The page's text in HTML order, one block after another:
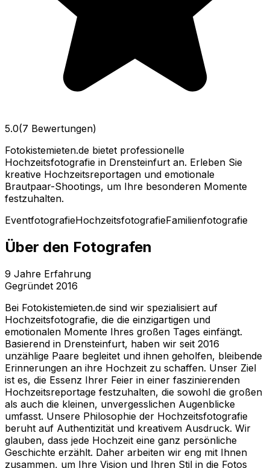
5.0(7 Bewertungen)
Fotokistemieten.de bietet professionelle
Hochzeitsfotografie in Drensteinfurt an. Erleben Sie
kreative Hochzeitsreportagen und emotionale
Brautpaar-Shootings, um Ihre besonderen Momente
festzuhalten.
EventfotografieHochzeitsfotografieFamilienfotografie
Über den Fotografen
9 Jahre Erfahrung
Gegründet 2016
Bei Fotokistemieten.de sind wir spezialisiert auf
Hochzeitsfotografie, die die einzigartigen und
emotionalen Momente Ihres großen Tages einfängt.
Basierend in Drensteinfurt, haben wir seit 2016
unzählige Paare begleitet und ihnen geholfen, bleibende
Erinnerungen an ihre Hochzeit zu schaffen. Unser Ziel
ist es, die Essenz Ihrer Feier in einer faszinierenden
Hochzeitsreportage festzuhalten, die sowohl die großen
als auch die kleinen, unvergesslichen Augenblicke
umfasst. Unsere Philosophie der Hochzeitsfotografie
beruht auf Authentizität und kreativem Ausdruck. Wir
glauben, dass jede Hochzeit eine ganz persönliche
Geschichte erzählt. Daher arbeiten wir eng mit Ihnen
zusammen, um Ihre Vision und Ihren Stil in die Fotos